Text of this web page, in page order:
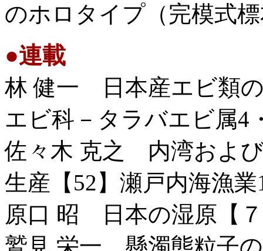
のホロタイプ（完模式
●連載
林 健一 日本産エビ類
エビ科－タラバエビ属4
佐々木 克之 内湾およ
生産【52】瀬戸内海漁
原口 昭 日本の湿原【